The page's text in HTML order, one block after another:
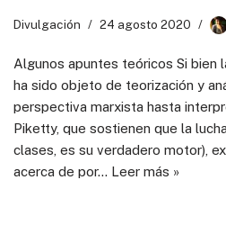
Divulgación 24 agosto 2020
Algunos apuntes teóricos Si bien
ha sido objeto de teorización y
perspectiva marxista hasta
Piketty, que sostienen que la
clases, es su verdadero motor),
acerca de por… Leer más »